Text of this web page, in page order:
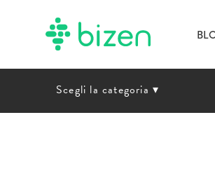
Scegli la categoria ▾